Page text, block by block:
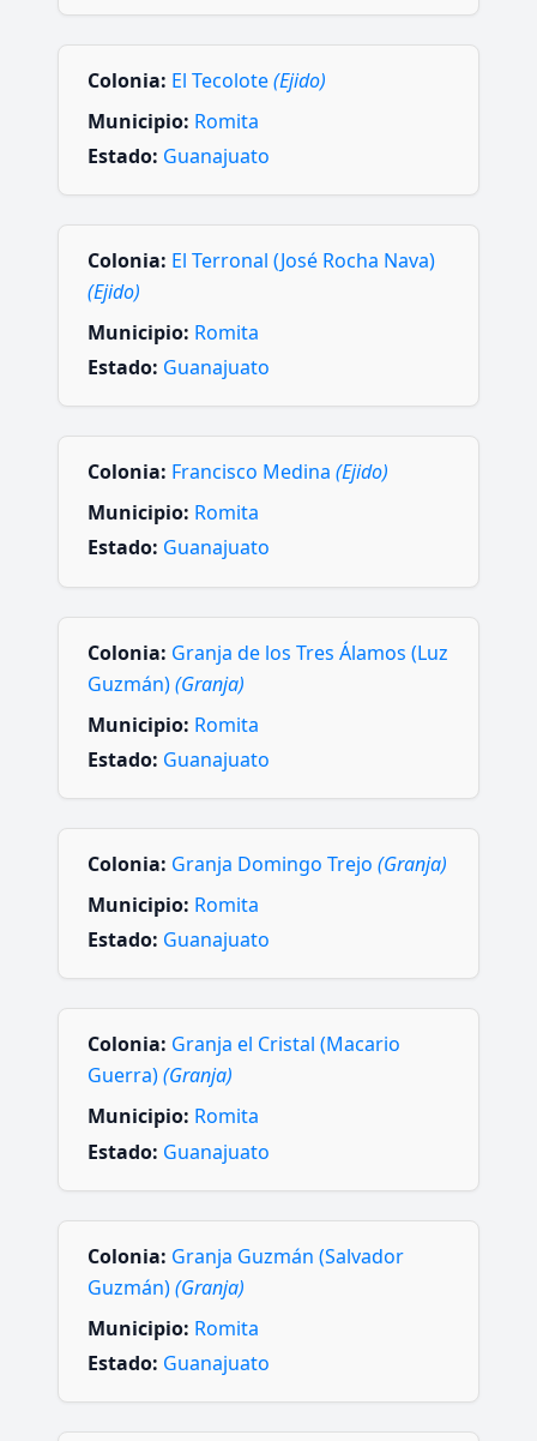
Colonia: El Tecolote(Ejido)
Municipio: Romita
Estado: Guanajuato
Colonia: El Terronal (José Rocha Nava)
(Ejido)
Municipio: Romita
Estado: Guanajuato
Colonia: Francisco Medina (Ejido)
Municipio: Romita
Estado: Guanajuato
Colonia: Granja de los Tres Álamos (Luz
Guzmán)(Granja)
Municipio: Romita
Estado: Guanajuato
Colonia: Granja Domingo Trejo (Granja)
Municipio: Romita
Estado: Guanajuato
Colonia: Granja el Cristal (Macario
Guerra)(Granja)
Municipio: Romita
Estado: Guanajuato
Colonia: Granja Guzmán (Salvador
Guzmán)(Granja)
Municipio: Romita
Estado: Guanajuato